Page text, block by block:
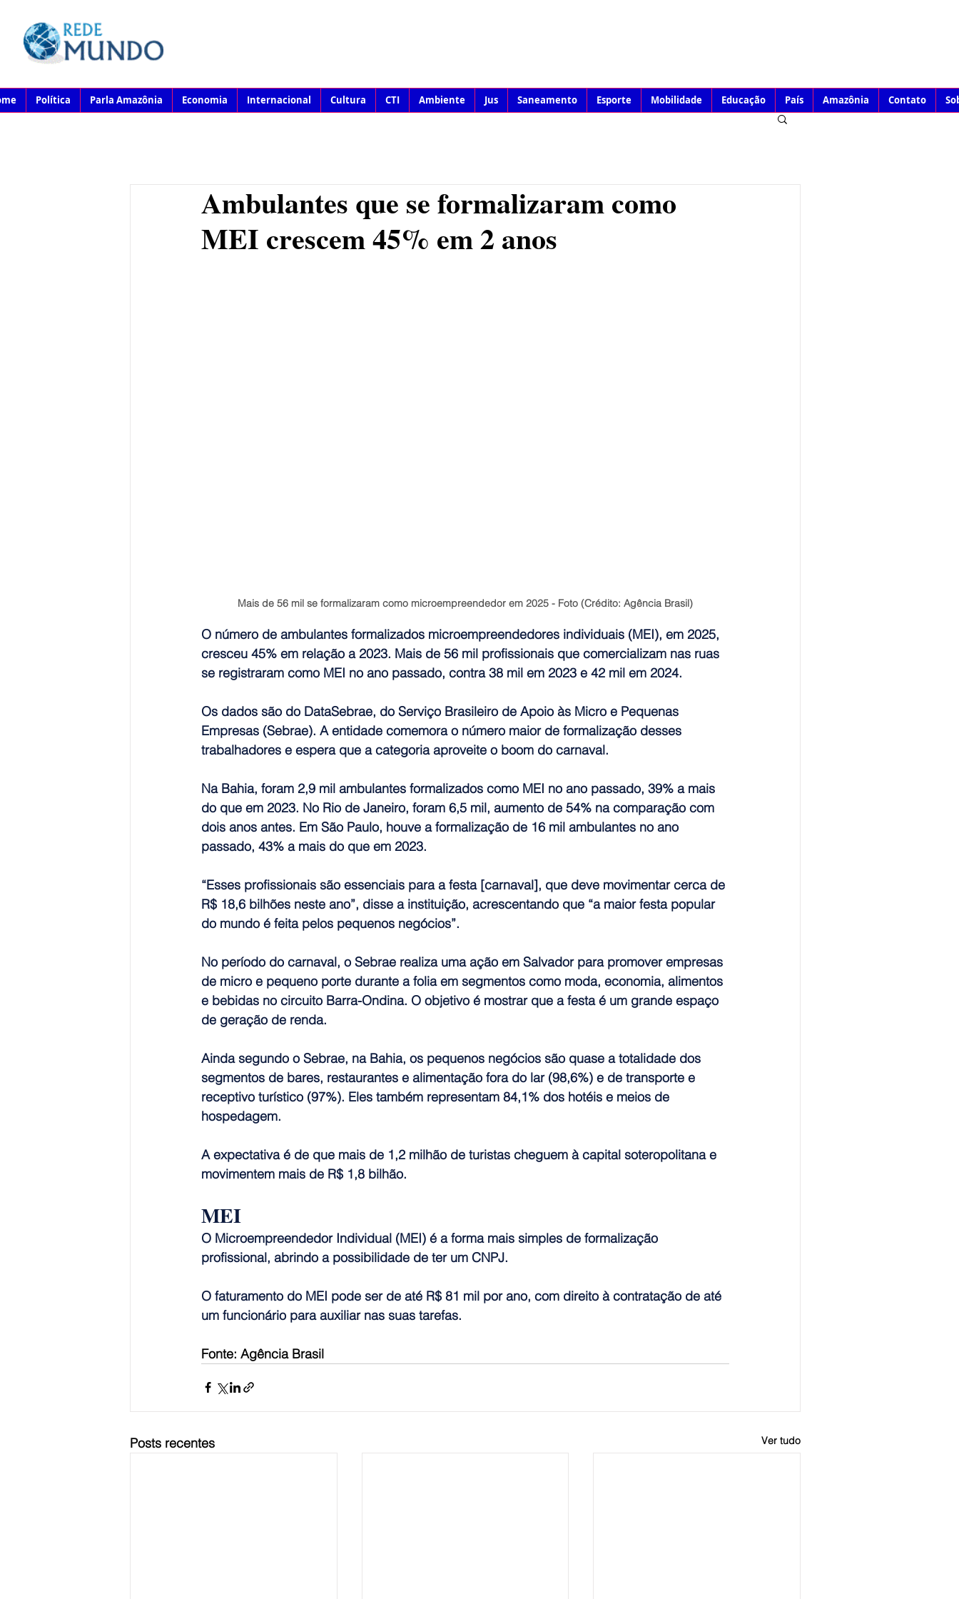
Política Parla Amazônia Economia Internacional Cultura CTI Ambiente Jus Saneamento Esporte Mobilidade Educação País Amazônia Contato
Ambulantes que se formalizaram como
MEI crescem 45% em 2 anos
Mais de 56 mil se formalizaram como microempreendedor em 2025 - Foto (Crédito: Agência Brasil)
O número de ambulantes formalizados microempreendedores individuais (MEI), em 2025,
cresceu 45% em relação a 2023. Mais de 56 mil profissionais que comercializam nas ruas
se registraram como MEI no ano passado, contra 38 mil em 2023 e 42 mil em 2024.
Os dados são do DataSebrae, do Serviço Brasileiro de Apoio às Micro e Pequenas
Empresas (Sebrae). A entidade comemora o número maior de formalização desses
trabalhadores e espera que a categoria aproveite o boom do carnaval.
Na Bahia, foram 2,9 mil ambulantes formalizados como MEI no ano passado, 39% a mais
do que em 2023. No Rio de Janeiro, foram 6,5 mil, aumento de 54% na comparação com
dois anos antes. Em São Paulo, houve a formalização de 16 mil ambulantes no ano
passado, 43% a mais do que em 2023.
“Esses profissionais são essenciais para a festa [carnaval], que deve movimentar cerca de
R$ 18,6 bilhões neste ano”, disse a instituição, acrescentando que “a maior festa popular
do mundo é feita pelos pequenos negócios”.
No período do carnaval, o Sebrae realiza uma ação em Salvador para promover empresas
de micro e pequeno porte durante a folia em segmentos como moda, economia, alimentos
e bebidas no circuito Barra-Ondina. O objetivo é mostrar que a festa é um grande espaço
de geração de renda.
Ainda segundo o Sebrae, na Bahia, os pequenos negócios são quase a totalidade dos
segmentos de bares, restaurantes e alimentação fora do lar (98,6%) e de transporte e
receptivo turístico (97%). Eles também representam 84,1% dos hotéis e meios de
hospedagem.
A expectativa é de que mais de 1,2 milhão de turistas cheguem à capital soteropolitana e
movimentem mais de R$ 1,8 bilhão.
MEI
O Microempreendedor Individual (MEI) é a forma mais simples de formalização
profissional, abrindo a possibilidade de ter um CNPJ.
O faturamento do MEI pode ser de até R$ 81 mil por ano, com direito à contratação de até
um funcionário para auxiliar nas suas tarefas.
Fonte: Agência Brasil
Posts recentes Ver tudo